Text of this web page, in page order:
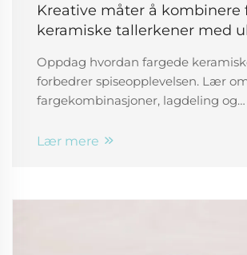
Kreative måter å kombinere
keramiske tallerkener med
Oppdag hvordan fargede
forbedrer spiseopplevelsen. Lær
fargekombinasjoner, lagdeling og
tiltrekningen og den oppfattede
Lær mere